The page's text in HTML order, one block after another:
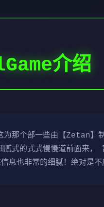
介绍
为那个部一些由【Zetan】
腻式的式式慢慢道前面来，
息也非常的细腻！绝对是